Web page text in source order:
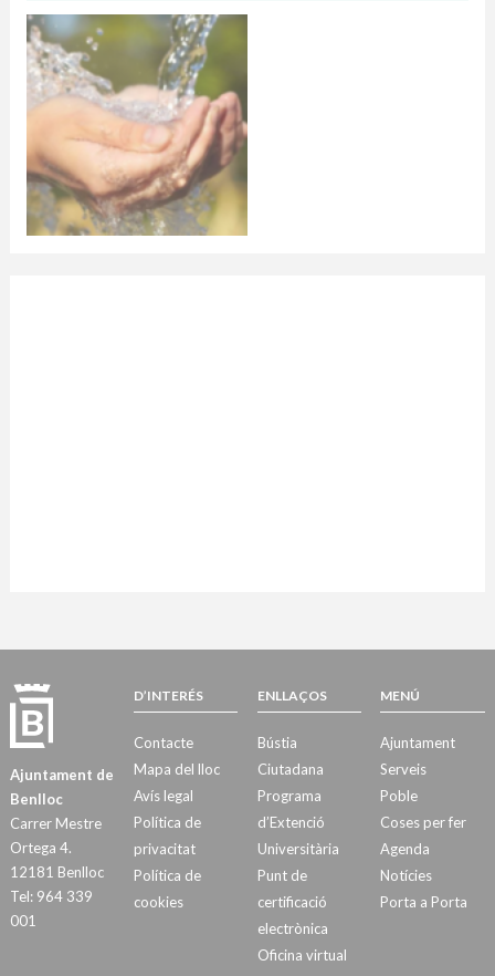
Ajuntament de
Benlloc
Carrer Mestre
Ortega 4.
12181 Benlloc
Tel: 964 339
001
D’INTERÉS
Contacte
Mapa del lloc
Avís legal
Política de
privacitat
Política de
cookies
ENLLAÇOS
Bústia
Ciutadana
Programa
d’Extenció
Universitària
Punt de
certificació
electrònica
Oficina virtual
MENÚ
Ajuntament
Serveis
Poble
Coses per fer
Agenda
Notícies
Porta a Porta